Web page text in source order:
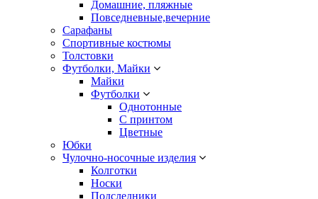
Домашние, пляжные
Повседневные,вечерние
Сарафаны
Спортивные костюмы
Толстовки
Футболки, Майки
Майки
Футболки
Однотонные
С принтом
Цветные
Юбки
Чулочно-носочные изделия
Колготки
Носки
Подследники